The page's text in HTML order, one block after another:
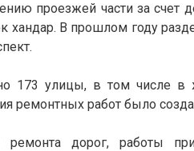
проезжей части за счет
хандар. В прошлом году
173 улицы, в том числе в
ремонтных работ было
ремонта дорог, работы